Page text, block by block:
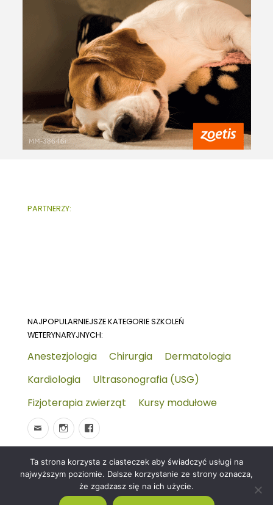
PARTNERZY:
NAJPOPULARNIEJSZE KATEGORIE SZKOLEŃ
WETERYNARYJNYCH:
Anestezjologia Chirurgia
Dermatologia
Kardiologia
Ultrasonografia (USG)
Fizjoterapia zwierząt
Kursy modułowe
© 2026Wydarzenia-wet.pl
Polityka prywatności i
RODO
Czym jest strona KALENDARZ WYDARZEŃ
WETERYNARYJNYCH?
Ta strona korzysta z ciasteczek aby świadczyć usługi na
najwyższym poziomie. Dalsze korzystanie ze strony oznacza,
że zgadzasz się na ich użycie.